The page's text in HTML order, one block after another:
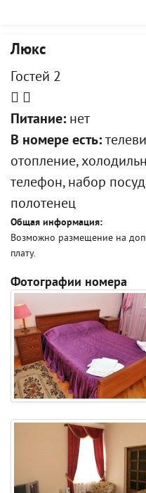
Люкс
Гостей 2
Питание: нет
В номере есть:
отопление,
телефон, набор
полотенец
Общая информация:
Возможно размещение на
плату.
Фотографии номера